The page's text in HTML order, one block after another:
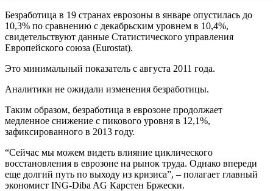
Безработица в 19 странах еврозоны в январе опустилась до
10,3% по сравнению с декабрьским уровнем в 10,4%,
свидетельствуют данные Статистического управления
Европейского союза (Eurostat).
Это минимальный показатель с августа 2011 года.
Аналитики не ожидали изменения безработицы.
Таким образом, безработица в еврозоне продолжает
медленное снижение с пикового уровня в 12,1%,
зафиксированного в 2013 году.
“Сейчас мы можем видеть влияние циклического
восстановления в еврозоне на рынок труда. Однако впереди
еще долгий путь по выходу из кризиса”, – полагает главный
экономист ING-Diba AG Карстен Бржески.